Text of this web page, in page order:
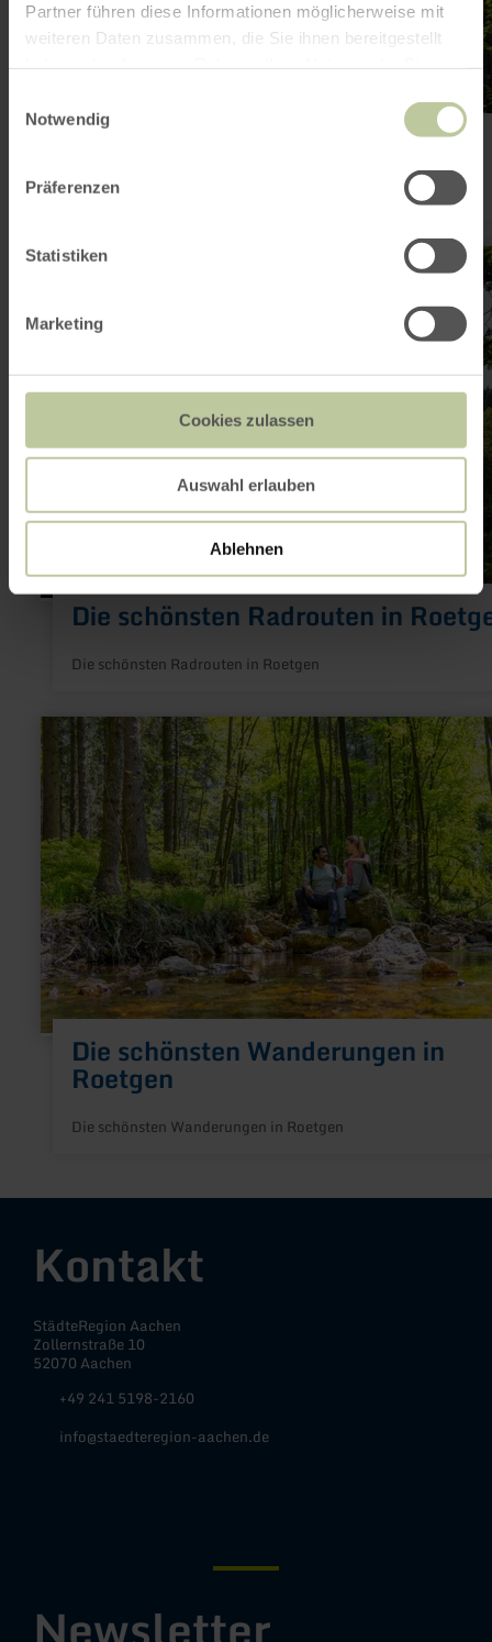
Partner führen diese Informationen möglicherweise mit
weiteren Daten zusammen, die Sie ihnen bereitgestellt
Notwendig
Präferenzen
Statistiken
Marketing
Cookies zulassen
Auswahl erlauben
Ablehnen
Highlights rund um Roetgen
Highlights rund um Roetgen
Die schönsten Radrouten in
Die schönsten Radrouten in Roetgen
mehr
schönsten
Roetgen
Die schönsten Wanderungen in
Roetgen
Die schönsten Wanderungen in Roetgen
mehr
erfahren
Die
schönsten
Wanderungen
Roetgen
Kontakt
StädteRegion Aachen
Zollernstraße 10
52070 Aachen
+49 241 5198-2160
info@staedteregion-aachen.de